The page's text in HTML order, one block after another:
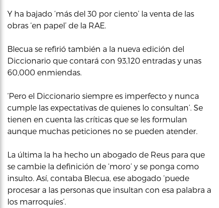
Y ha bajado ‘más del 30 por ciento’ la venta de las
obras ‘en papel’ de la RAE.
Blecua se refirió también a la nueva edición del
Diccionario que contará con 93,120 entradas y unas
60,000 enmiendas.
‘Pero el Diccionario siempre es imperfecto y nunca
cumple las expectativas de quienes lo consultan’. Se
tienen en cuenta las críticas que se les formulan
aunque muchas peticiones no se pueden atender.
La última la ha hecho un abogado de Reus para que
se cambie la definición de ‘moro’ y se ponga como
insulto. Así, contaba Blecua, ese abogado ‘puede
procesar a las personas que insultan con esa palabra a
los marroquíes’.